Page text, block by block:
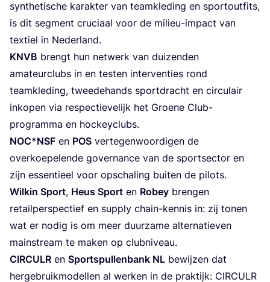
synthe­tis­che karak­ter van team­kle­ding en spor­to­ut­fits,
is dit seg­ment cru­ciaal voor de mili­eu-impact van
tex­tiel in Nederland.
KNVB brengt hun net­werk van dui­zen­den
ama­teur­clubs in en tes­ten inter­ven­ties rond
team­kle­ding, twee­dehands sport­dracht en cir­cu­lair
inko­pen via res­pec­tie­ve­lijk het Groe­ne Club-
pro­gram­ma en hockeyclubs.
NOC*NSF en POS ver­te­gen­woor­di­gen de
over­koe­pe­len­de gover­nan­ce van de spor­tsec­tor en
zijn essen­tieel voor ops­cha­ling bui­ten de pilots.
Wil­kin Sport, Heus Sport en Robey bren­gen
retail­pers­pec­tief en supply chain-ken­nis in: zij tonen
wat er nodig is om meer duur­za­me alter­na­tie­ven
mains­tream te maken op clubniveau.
CIR­CULR en Spor­ts­pu­llen­bank NL bewij­zen dat
her­ge­bruik­mo­de­llen al wer­ken in de prak­tijk: CIR­CULR